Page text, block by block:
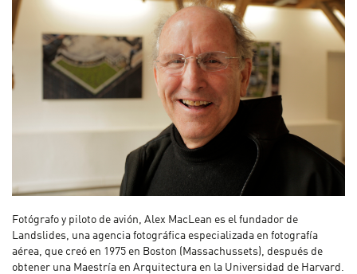
Fotógrafo y piloto de avión, Alex MacLean es el fundador de
Landslides, una agencia fotográfica especializada en fotografía
aérea, que creó en 1975 en Boston (Massachussets), después de
obtener una Maestría en Arquitectura en la Universidad de Harvard.